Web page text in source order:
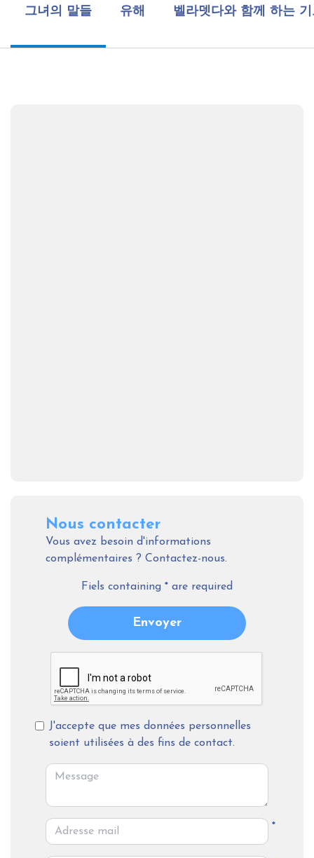
그녀의 말들 유해 벨라뎃다와 함께 하는
Nous contacter
Vous avez besoin d'informations
complémentaires ? Contactez-nous.
*
J'accepte que mes données personnelles
soient utilisées à des fins de contact.
Fiels containing * are required
Envoyer